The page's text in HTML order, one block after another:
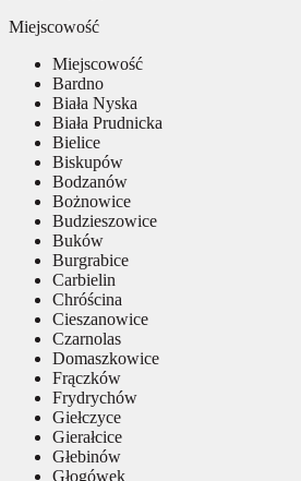
Miejscowość
Miejscowość
Bardno
Biała Nyska
Biała Prudnicka
Bielice
Biskupów
Bodzanów
Bożnowice
Budzieszowice
Buków
Burgrabice
Carbielin
Chróścina
Cieszanowice
Czarnolas
Domaszkowice
Frączków
Frydrychów
Giełczyce
Gierałcice
Głebinów
Głogówek